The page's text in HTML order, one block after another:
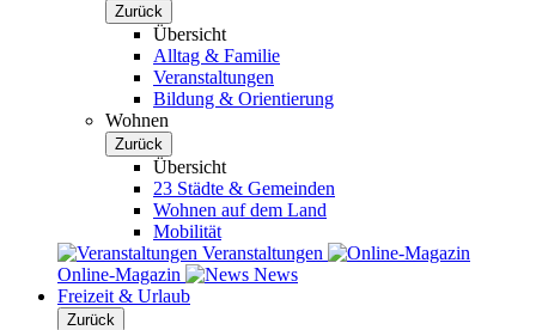
Zurück
Übersicht
Alltag & Familie
Veranstaltungen
Bildung & Orientierung
Wohnen
Zurück
Übersicht
23 Städte & Gemeinden
Wohnen auf dem Land
Mobilität
Veranstaltungen
Online-Magazin
News
Freizeit & Urlaub
Zurück